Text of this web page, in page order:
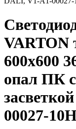
VARTON
600х600
опал ПК
00027-